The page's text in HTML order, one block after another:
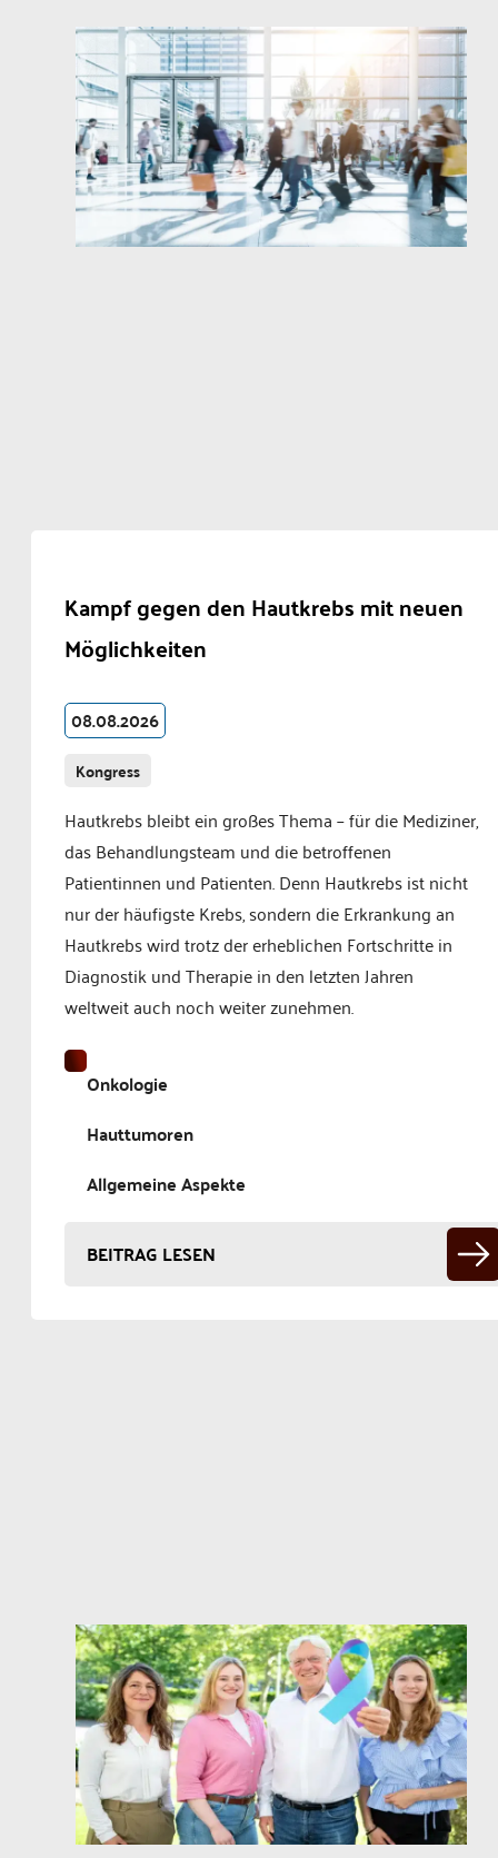
Kampf gegen den Hautkrebs mit neuen
Möglichkeiten
08.08.2026
Kongress
Hautkrebs bleibt ein großes Thema – für die Mediziner,
das Behandlungsteam und die betroffenen
Patientinnen und Patienten. Denn Hautkrebs ist nicht
nur der häufigste Krebs, sondern die Erkrankung an
Hautkrebs wird trotz der erheblichen Fortschritte in
Diagnostik und Therapie in den letzten Jahren
weltweit auch noch weiter zunehmen.
Onkologie
Hauttumoren
Allgemeine Aspekte
BEITRAG LESEN